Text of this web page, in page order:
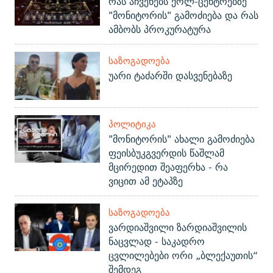
"მონიტორის" გამოძიება და რას
ამბობს პროკურატურა
ᲡᲐᲖᲝᲒᲐᲓᲝᲔᲑᲐ
უარი ტაძარში დასვენებაზე
ᲞᲝᲚᲘᲢᲘᲙᲐ
"მონიტორის" ახალი გამოძიება
ფეისბუკგვერდის წაშლამ
მცირედით შეაფერხა - რა
ვიცით ამ ეტაპზე
ᲡᲐᲖᲝᲒᲐᲓᲝᲔᲑᲐ
ვარდიაშვილი ზარდიაშვილის
ნაცვლად - საკადრო
ცვლილებები ორი „ბლექაუთის“
შემდეგ